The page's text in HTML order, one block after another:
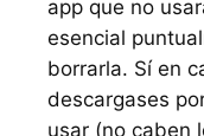
app que no
esencial
borrarla. Sí en
descargases
usar (no caben